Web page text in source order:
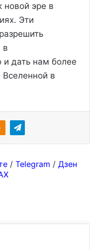
новой эре в
Эти
в
и дать нам более
Вселенной в
/ Telegram / Дзен